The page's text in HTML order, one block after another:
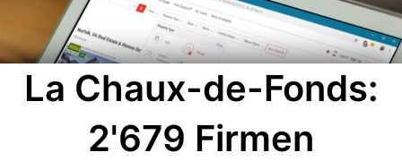
La Chaux-de-Fonds:
2'679 Firmen